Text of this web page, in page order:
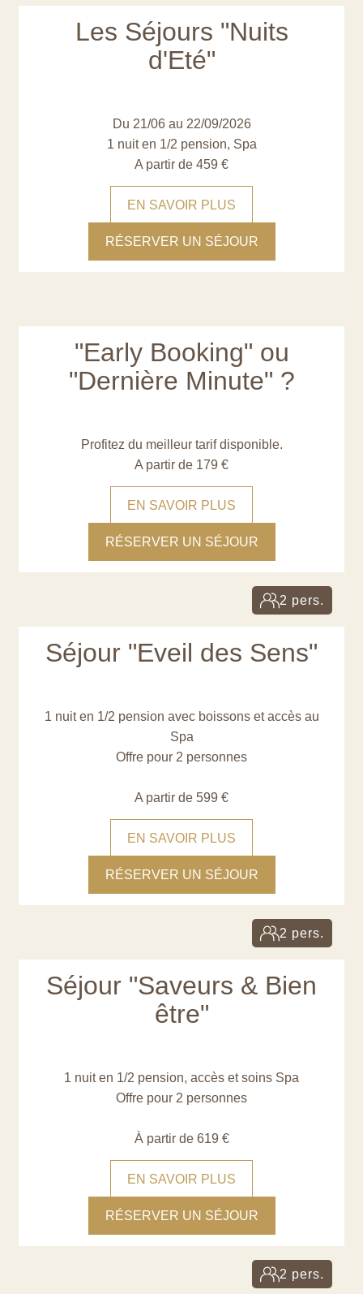
Les Séjours "Nuits
d'Eté"
Du 21/06 au 22/09/2026
1 nuit en 1/2 pension, Spa
A partir de 459 €
EN SAVOIR PLUS
RÉSERVER UN SÉJOUR
"Early Booking" ou
"Dernière Minute" ?
Profitez du meilleur tarif disponible.
A partir de 179 €
EN SAVOIR PLUS
RÉSERVER UN SÉJOUR
2 pers.
Séjour "Eveil des Sens"
1 nuit en 1/2 pension avec boissons et accès au
Spa
Offre pour 2 personnes
A partir de 599 €
EN SAVOIR PLUS
RÉSERVER UN SÉJOUR
2 pers.
Séjour "Saveurs & Bien
être"
1 nuit en 1/2 pension, accès et soins Spa
Offre pour 2 personnes
À partir de 619 €
EN SAVOIR PLUS
RÉSERVER UN SÉJOUR
2 pers.